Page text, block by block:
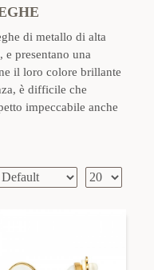
di metallo di alta
e presentano una
il loro colore brillante
è difficile che
impeccabile anche